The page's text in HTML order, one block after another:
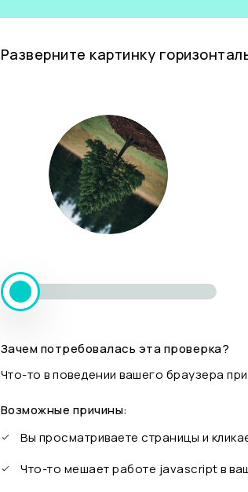
Разверните картинку
Зачем потребовалась эта проверка?
Что-то в поведении вашего браузера
Возможные причины:
Вы просматриваете страницы и
Что-то мешает работе javascript в